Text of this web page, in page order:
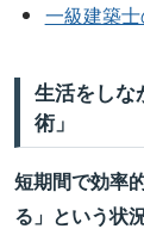
一級建築
生活をしな
術」
短期間で効率
る」という状